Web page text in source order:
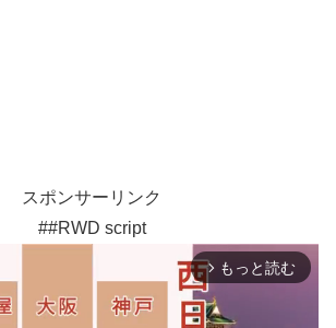
スポンサーリンク
##RWD script
arrow_forward_ios もっと読む